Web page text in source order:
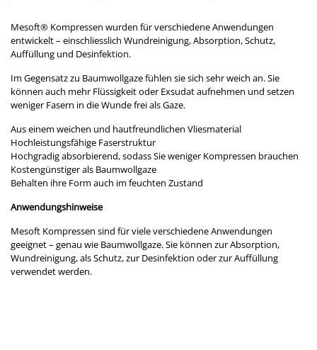
Mesoft® Kompressen wurden für verschiedene Anwendungen
entwickelt – einschliesslich Wundreinigung, Absorption, Schutz,
Auffüllung und Desinfektion.
Im Gegensatz zu Baumwollgaze fühlen sie sich sehr weich an. Sie
können auch mehr Flüssigkeit oder Exsudat aufnehmen und setzen
weniger Fasern in die Wunde frei als Gaze.
Aus einem weichen und hautfreundlichen Vliesmaterial
Hochleistungsfähige Faserstruktur
Hochgradig absorbierend, sodass Sie weniger Kompressen brauchen
Kostengünstiger als Baumwollgaze
Behalten ihre Form auch im feuchten Zustand
Anwendungshinweise
Mesoft Kompressen sind für viele verschiedene Anwendungen
geeignet – genau wie Baumwollgaze. Sie können zur Absorption,
Wundreinigung, als Schutz, zur Desinfektion oder zur Auffüllung
verwendet werden.